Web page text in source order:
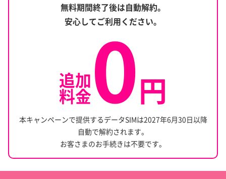
※ 一部収納機関においては本サービスに対応しておりません
引落のタイミングが1日4回
引落日当日に残高不足に気づいた場合も、15時以降にも
引落のタイミングがあるので安心です。
詳しくはこちら
楽天銀行で給与・賞与を受け取るだけで、
円普通預金金利がアップ！
給与・賞与の受取で最大+年0.03％
（税引後 年0.023％）
他サービスも利用で最大年0.64％（税引後 年0.509％）
無料期間終了後は自動解約。
安心してご利用ください。
追加
料金0円
本キャンペーンで提供するデータSIMは2027年6月30日以降
自動で解約されます。
お客さまのお手続きは不要です。